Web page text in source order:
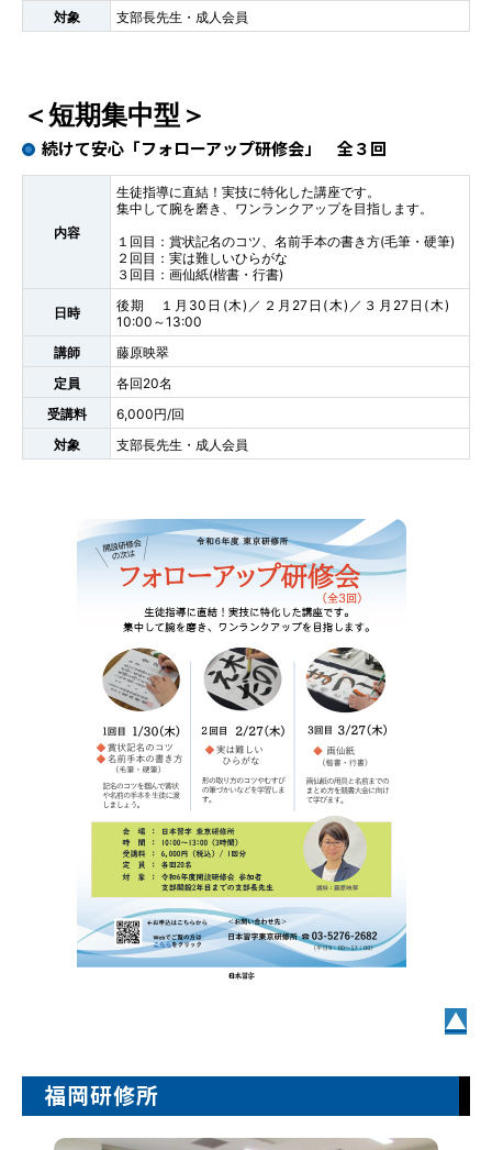
対象 支部長先生・成人会員
＜短期集中型＞
続けて安心「フォローアップ研修会」 全３回
内容
生徒指導に直結！実技に特化した講座です。
集中して腕を磨き、ワンランクアップを目指します。
１回目：賞状記名のコツ、名前手本の書き方(毛筆・硬筆)
２回目：実は難しいひらがな
３回目：画仙紙(楷書・行書)
日時
後期 １月30日(木)／２月27日(木)／３月27日(木)
10:00～13:00
講師
藤原映翠
定員
各回20名
受講料
6,000円/回
対象
支部長先生・成人会員
▲
福岡研修所